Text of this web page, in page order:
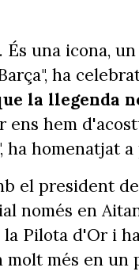
. És una icona,
ha
la llegenda
hem
homenatjat
el president
només en
la Pilota d'Or i
més en un